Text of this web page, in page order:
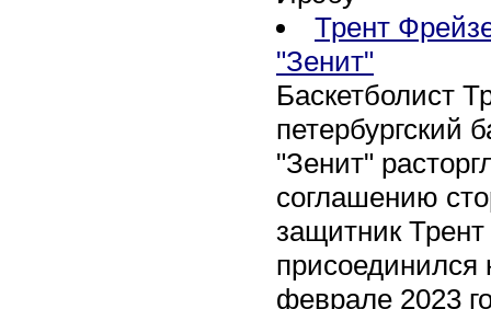
Трент
"Зенит"
Баскетболист
петербургский
"Зенит"
соглашению
защитник
присоединился
феврале 2023